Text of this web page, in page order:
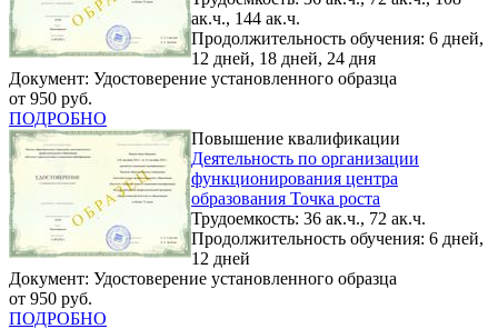
ак.ч., 144 ак.ч.
Продолжительность обучения: 6 дней,
12 дней, 18 дней, 24 дня
Документ: Удостоверение установленного образца
от 950 руб.
ПОДРОБНО
Повышение квалификации
Деятельность по организации
функционирования центра
образования Точка роста
Трудоемкость: 36 ак.ч., 72 ак.ч.
Продолжительность обучения: 6 дней,
12 дней
Документ: Удостоверение установленного образца
от 950 руб.
ПОДРОБНО